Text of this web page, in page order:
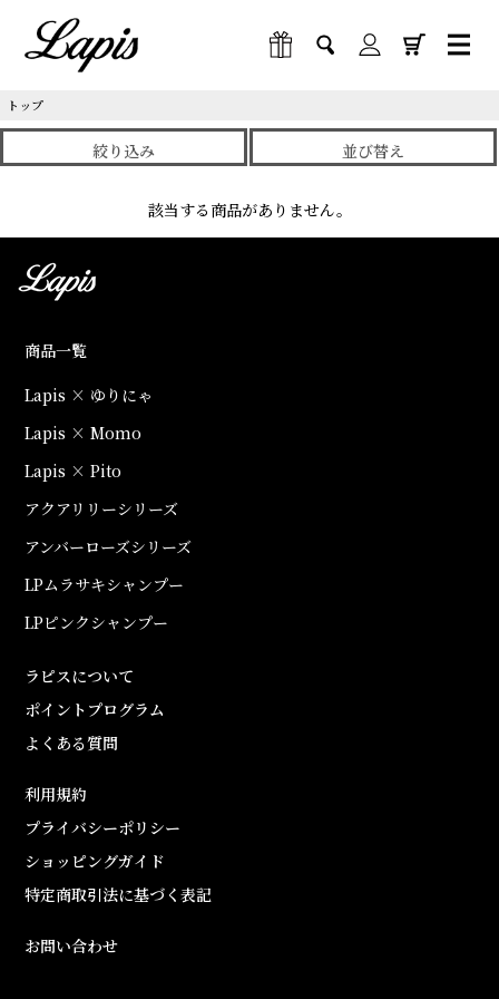
トップ
絞り込み 並び替え
該当する商品がありません。
商品一覧
Lapis × ゆりにゃ
Lapis × Momo
Lapis × Pito
アクアリリーシリーズ
アンバーローズシリーズ
LPムラサキシャンプー
LPピンクシャンプー
ラピスについて
ポイントプログラム
よくある質問
利用規約
プライバシーポリシー
ショッピングガイド
特定商取引法に基づく表記
お問い合わせ